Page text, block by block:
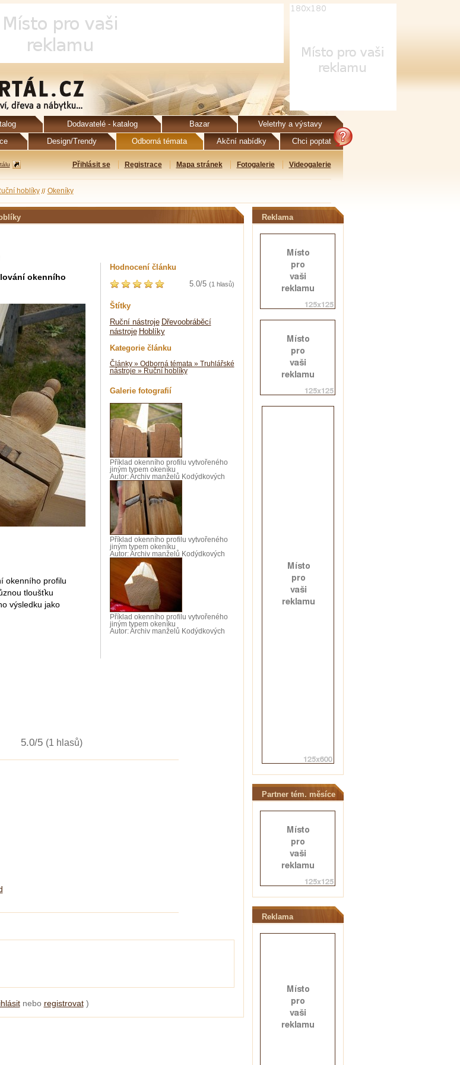
Dodavatelé - katalog Bazar
Veletrhy a výstavy
Design/Trendy Odborná témata Akční nabídky Chci poptat
Přihlásit se Registrace Mapa stránek Fotogalerie Videogalerie
hoblíky Okeníky
okenního
okenního profilu
tloušťku
výsledku jako
5.0/5 (1 hlasů)
Hodnocení článku
5.0/5 (1 hlasů)
Štítky
Ruční nástroje Dřevoobráběcí
nástroje Hoblíky
Kategorie článku
Články » Odborná témata » Truhlářské
nástroje » Ruční hoblíky
Galerie fotografií
Příklad okenního profilu vytvořeného
jiným typem okeníku
Autor: Archiv manželů Kodýdkových
Příklad okenního profilu vytvořeného
jiným typem okeníku
Autor: Archiv manželů Kodýdkových
Příklad okenního profilu vytvořeného
jiným typem okeníku
Autor: Archiv manželů Kodýdkových
nebo registrovat)
Reklama
Partner tém. měsíce
Reklama